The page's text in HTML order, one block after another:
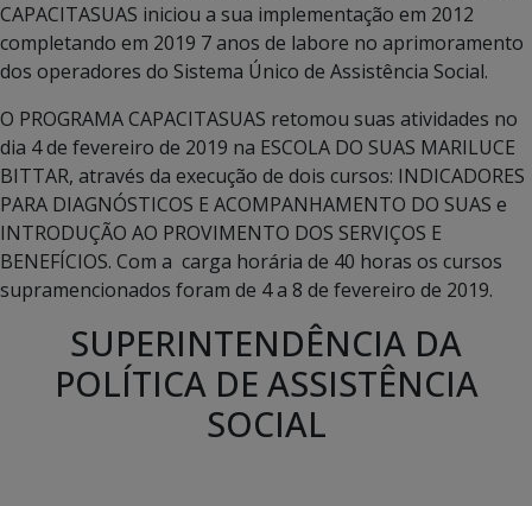
CAPACITASUAS iniciou a sua implementação em 2012
completando em 2019 7 anos de labore no aprimoramento
dos operadores do Sistema Único de Assistência Social.
O PROGRAMA CAPACITASUAS retomou suas atividades no
dia 4 de fevereiro de 2019 na ESCOLA DO SUAS MARILUCE
BITTAR, através da execução de dois cursos: INDICADORES
PARA DIAGNÓSTICOS E ACOMPANHAMENTO DO SUAS e
INTRODUÇÃO AO PROVIMENTO DOS SERVIÇOS E
BENEFÍCIOS. Com a carga horária de 40 horas os cursos
supramencionados foram de 4 a 8 de fevereiro de 2019.
SUPERINTENDÊNCIA DA
POLÍTICA DE ASSISTÊNCIA
SOCIAL